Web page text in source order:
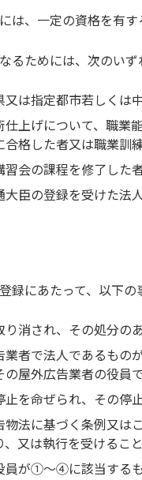
は、一定の資格を有
るためには、次のいず
又は指定都市若しくは
仕上げについて、職業
合格した者又は職業訓
習会の課程を修了した
大臣の登録を受けた法
録にあたって、以下
り消され、その処分の
業者で法人であるもの
の屋外広告業者の役員
止を命ぜられ、その停
物法に基づく条例又は
、又は執行を受けるこ
員が①～④に該当する